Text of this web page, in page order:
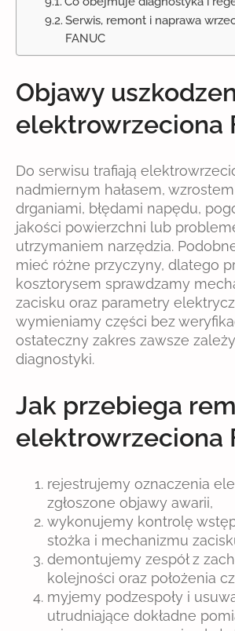
Serwis, remont i naprawa
FANUC
Objawy
elektrowrzeciona
Do serwisu trafiają
nadmiernym hałasem,
drganiami, błędami napędu,
jakości powierzchni lub
utrzymaniem narzędzia.
mieć różne przyczyny, dlatego
kosztorysem sprawdzamy
zacisku oraz parametry
wymieniamy części bez
ostateczny zakres zawsze
diagnostyki.
Jak przebiega
elektrowrzeciona
rejestrujemy oznaczenia
zgłoszone objawy awarii,
wykonujemy kontrolę
stożka i mechanizmu
demontujemy zespół z
kolejności oraz położenia
myjemy podzespoły i
utrudniające dokładne